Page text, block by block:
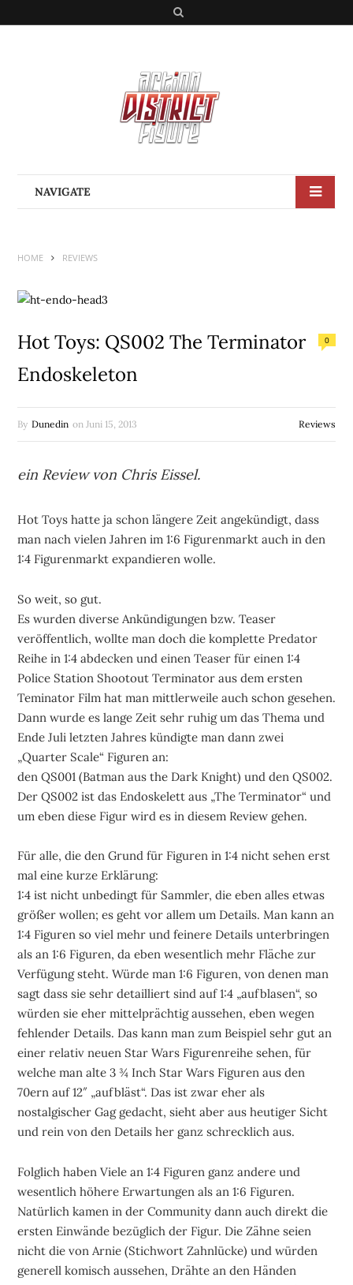
r
c
h
NAVIGATE
HOME REVIEWS
Hot Toys: QS002 The Terminator
Endoskeleton
0
By Dunedin on Juni 15, 2013 Reviews
ein Review von Chris Eissel.
Hot Toys hatte ja schon längere Zeit angekündigt, dass
man nach vielen Jahren im 1:6 Figurenmarkt auch in den
1:4 Figurenmarkt expandieren wolle.
So weit, so gut.
Es wurden diverse Ankündigungen bzw. Teaser
veröffentlich, wollte man doch die komplette Predator
Reihe in 1:4 abdecken und einen Teaser für einen 1:4
Police Station Shootout Terminator aus dem ersten
Teminator Film hat man mittlerweile auch schon gesehen.
Dann wurde es lange Zeit sehr ruhig um das Thema und
Ende Juli letzten Jahres kündigte man dann zwei
„Quarter Scale“ Figuren an:
den QS001 (Batman aus the Dark Knight) und den QS002.
Der QS002 ist das Endoskelett aus „The Terminator“ und
um eben diese Figur wird es in diesem Review gehen.
Für alle, die den Grund für Figuren in 1:4 nicht sehen erst
mal eine kurze Erklärung:
1:4 ist nicht unbedingt für Sammler, die eben alles etwas
größer wollen; es geht vor allem um Details. Man kann an
1:4 Figuren so viel mehr und feinere Details unterbringen
als an 1:6 Figuren, da eben wesentlich mehr Fläche zur
Verfügung steht. Würde man 1:6 Figuren, von denen man
sagt dass sie sehr detailliert sind auf 1:4 „aufblasen“, so
würden sie eher mittelprächtig aussehen, eben wegen
fehlender Details. Das kann man zum Beispiel sehr gut an
einer relativ neuen Star Wars Figurenreihe sehen, für
welche man alte 3 ¾ Inch Star Wars Figuren aus den
70ern auf 12″ „aufbläst“. Das ist zwar eher als
nostalgischer Gag gedacht, sieht aber aus heutiger Sicht
und rein von den Details her ganz schrecklich aus.
Folglich haben Viele an 1:4 Figuren ganz andere und
wesentlich höhere Erwartungen als an 1:6 Figuren.
Natürlich kamen in der Community dann auch direkt die
ersten Einwände bezüglich der Figur. Die Zähne seien
nicht die von Arnie (Stichwort Zahnlücke) und würden
generell komisch aussehen, Drähte an den Händen